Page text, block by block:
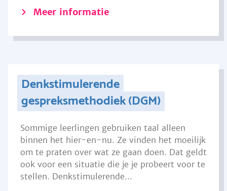
Meer informatie
Denkstimulerende
gespreksmethodiek (DGM)
Sommige leerlingen gebruiken taal alleen
binnen het hier-en-nu. Ze vinden het moeilijk
om te praten over wat ze gaan doen. Dat geldt
ook voor een situatie die je je probeert voor te
stellen. Denkstimulerende...